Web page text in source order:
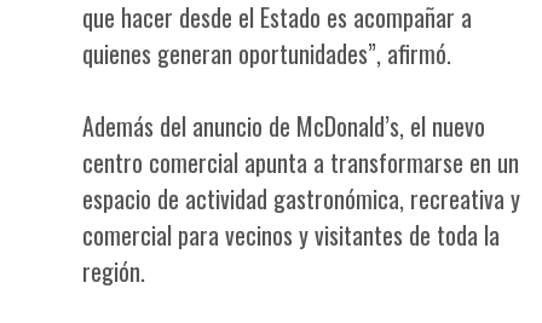
que hacer desde el Estado es acompañar a
quienes generan oportunidades”, afirmó.
Además del anuncio de McDonald’s, el nuevo
centro comercial apunta a transformarse en un
espacio de actividad gastronómica, recreativa y
comercial para vecinos y visitantes de toda la
región.